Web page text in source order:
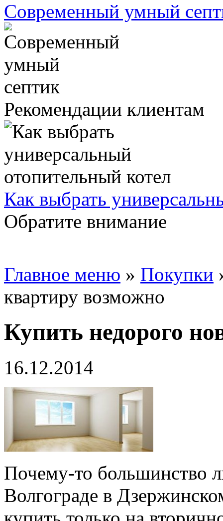
Современный умный
Рекомендации клиентам
Как выбрать
Обратите внимание
Главное меню » Покупки
квартиру возможно
Купить недорого
16.12.2014
Почему-то большинство
Волгограде в